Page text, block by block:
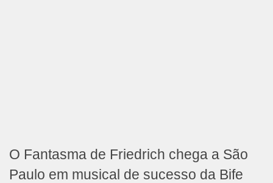
O Fantasma de Friedrich chega a São
Paulo em musical de sucesso da Bife